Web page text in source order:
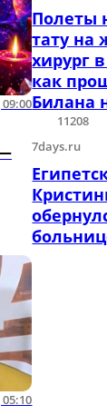
09:00
05:10
Полеты
тату на
хирург
как
Билана
11208
7days.ru